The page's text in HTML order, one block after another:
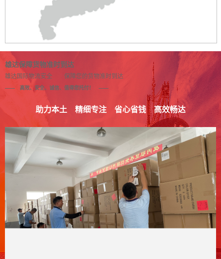
雄达保障货物准时到达
雄达国际物流安全 保障您的货物准时到达
—— 高效、安全、诚信、值得您托付！ ——
助力本土 精细专注 省心省钱 高效畅达